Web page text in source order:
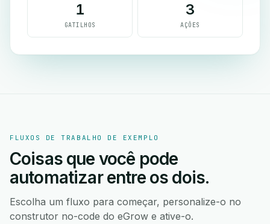
1
GATILHOS
3
AÇÕES
FLUXOS DE TRABALHO DE EXEMPLO
Coisas que você pode
automatizar entre os dois.
Escolha um fluxo para começar, personalize-o no
construtor no-code do eGrow e ative-o.